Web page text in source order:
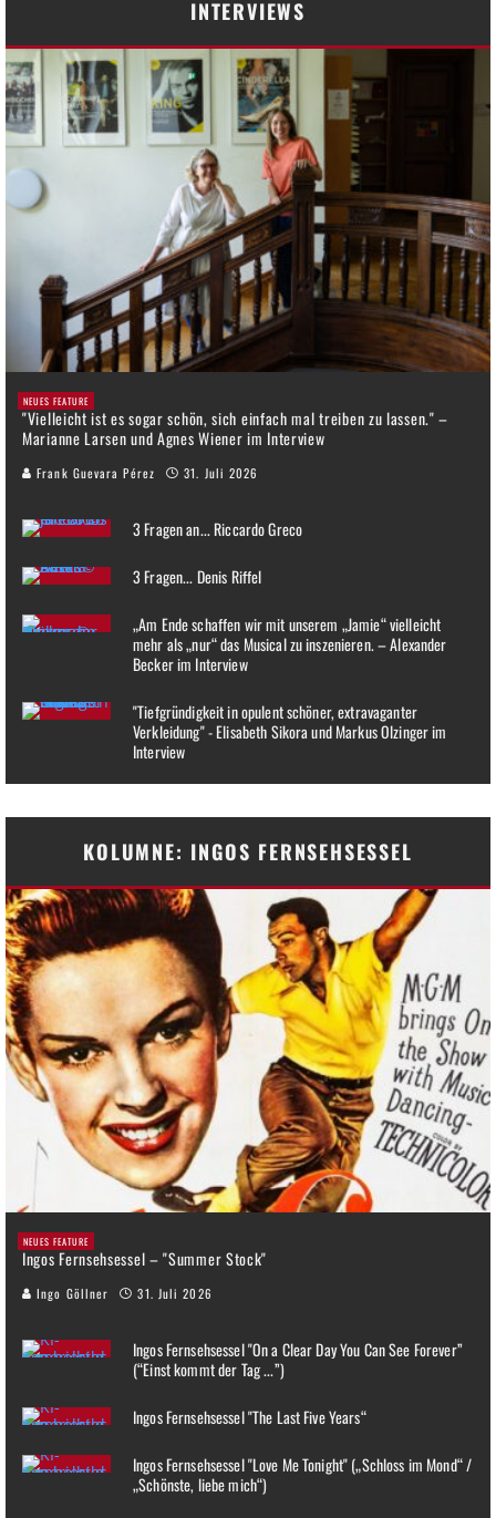
INTERVIEWS
NEUES FEATURE
"Vielleicht ist es sogar schön, sich einfach mal treiben zu lassen." –
Marianne Larsen und Agnes Wiener im Interview
Frank Guevara Pérez 31. Juli 2026
3 Fragen an... Riccardo Greco
3 Fragen... Denis Riffel
„Am Ende schaffen wir mit unserem „Jamie“ vielleicht
mehr als „nur“ das Musical zu inszenieren. – Alexander
Becker im Interview
"Tiefgründigkeit in opulent schöner, extravaganter
Verkleidung" - Elisabeth Sikora und Markus Olzinger im
Interview
KOLUMNE: INGOS FERNSEHSESSEL
NEUES FEATURE
Ingos Fernsehsessel – "Summer Stock"
Ingo Göllner 31. Juli 2026
Ingos Fernsehsessel "On a Clear Day You Can See Forever”
(“Einst kommt der Tag ...”)
Ingos Fernsehsessel "The Last Five Years“
Ingos Fernsehsessel "Love Me Tonight" („Schloss im Mond“ /
„Schönste, liebe mich“)